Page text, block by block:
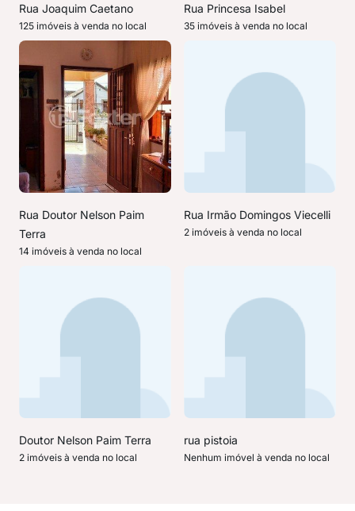
Rua Joaquim Caetano
125 imóveis à venda no local
Rua Princesa Isabel
35 imóveis à venda no local
Rua Doutor Nelson Paim
Terra
14 imóveis à venda no local
Rua Irmão Domingos Viecelli
2 imóveis à venda no local
Doutor Nelson Paim Terra
2 imóveis à venda no local
rua pistoia
Nenhum imóvel à venda no local